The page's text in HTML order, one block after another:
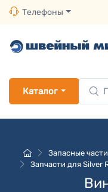
Телефоны
Каталог
Запасные части
Запчасти для Silver